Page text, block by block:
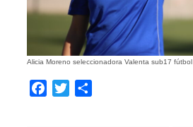
Alicia Moreno seleccionadora Valenta sub17 fútbol
Facebook
Twitter